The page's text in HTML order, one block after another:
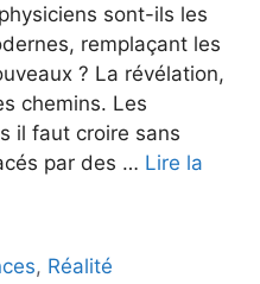
sont-ils les
remplaçant les
? La révélation,
chemins. Les
il faut croire sans
par des … Lire la
, Réalité